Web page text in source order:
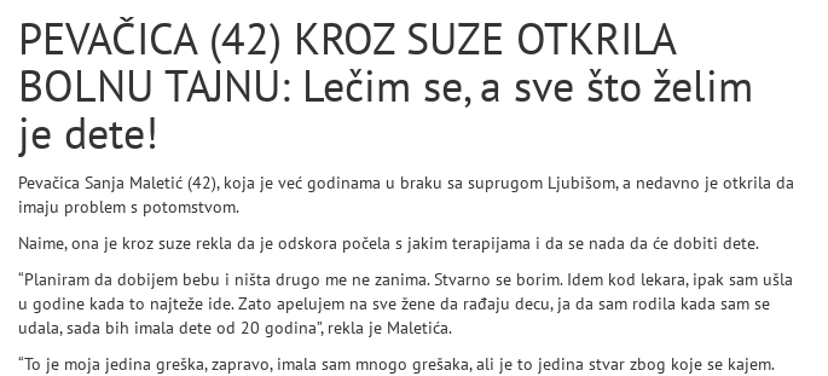
PEVAČICA (42) KROZ SUZE OTKRILA
BOLNU TAJNU: Lečim se, a sve što želim
je dete!
Pevačica Sanja Maletić (42), koja je već godinama u braku sa suprugom Ljubišom, a nedavno je otkrila da
imaju problem s potomstvom.
Naime, ona je kroz suze rekla da je odskora počela s jakim terapijama i da se nada da će dobiti dete.
“Planiram da dobijem bebu i ništa drugo me ne zanima. Stvarno se borim. Idem kod lekara, ipak sam ušla
u godine kada to najteže ide. Zato apelujem na sve žene da rađaju decu, ja da sam rodila kada sam se
udala, sada bih imala dete od 20 godina”, rekla je Maletića.
“To je moja jedina greška, zapravo, imala sam mnogo grešaka, ali je to jedina stvar zbog koje se kajem.